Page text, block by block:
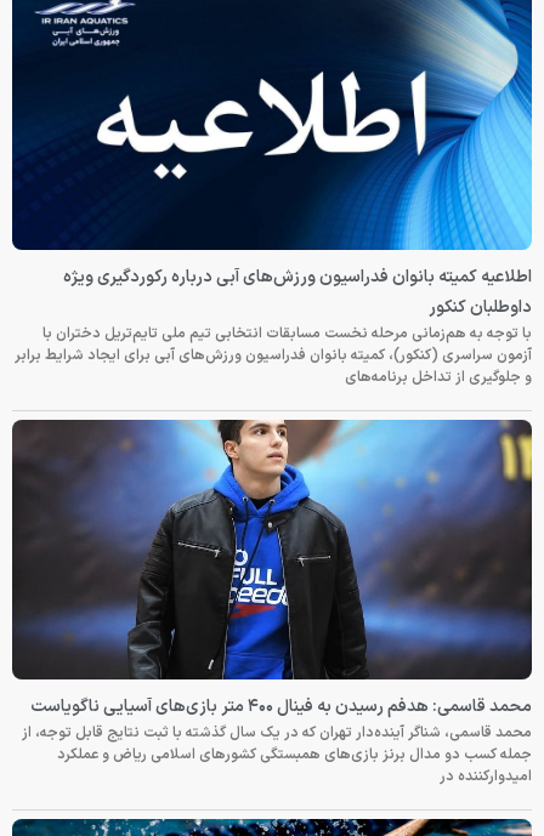
اطلاعیه کمیته بانوان فدراسیون ورزش‌های آبی درباره رکوردگیری ویژه
داوطلبان کنکور
با توجه به هم‌زمانی مرحله نخست مسابقات انتخابی تیم ملی تایم‌تریل دختران با
آزمون سراسری (کنکور)، کمیته بانوان فدراسیون ورزش‌های آبی برای ایجاد شرایط برابر
و جلوگیری از تداخل برنامه‌های
محمد قاسمی: هدفم رسیدن به فینال ۴۰۰ متر بازی‌های آسیایی ناگویاست
محمد قاسمی، شناگر آینده‌دار تهران که در یک سال گذشته با ثبت نتایج قابل توجه، از
جمله کسب دو مدال برنز بازی‌های همبستگی کشورهای اسلامی ریاض و عملکرد
امیدوارکننده در